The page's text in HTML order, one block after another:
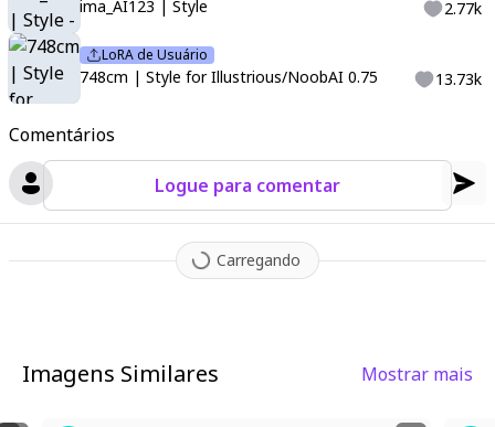
Comentários
Logue para comentar
Carregando
ima_AI123 | Style 2.77k
LoRA de Usuário
748cm | Style for Illustrious/NoobAI 0.75 13.73k
Imagens Similares Mostrar mais